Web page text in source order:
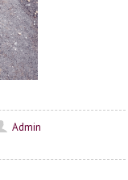
Admin